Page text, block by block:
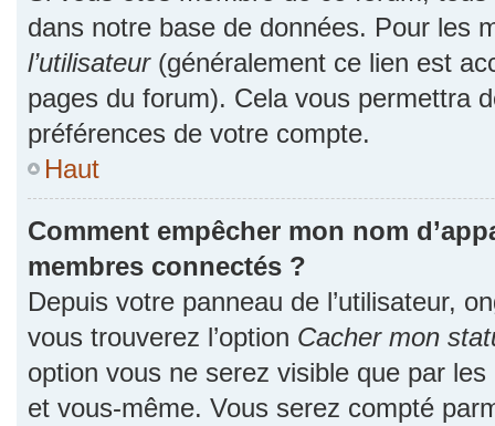
dans notre base de données. Pour les
l’utilisateur(généralement ce lien est
pages du forum). Cela vous permettra
préférences de votre compte.
Haut
Comment empêcher mon nom
membres connectés ?
Depuis votre panneau de l’utilisateur,
vous trouverez l’option Cacher mon
option vous ne serez visible que par
et vous-même. Vous serez compté